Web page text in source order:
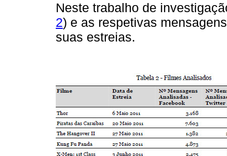
Neste trabalho de
2) e as respetivas
suas estreias.